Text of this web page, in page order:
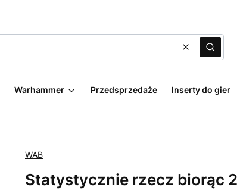
WyczyśćSzukaj
Warhammer Przedsprzedaże Inserty do gier
WAB
Statystycznie rzecz biorąc 2